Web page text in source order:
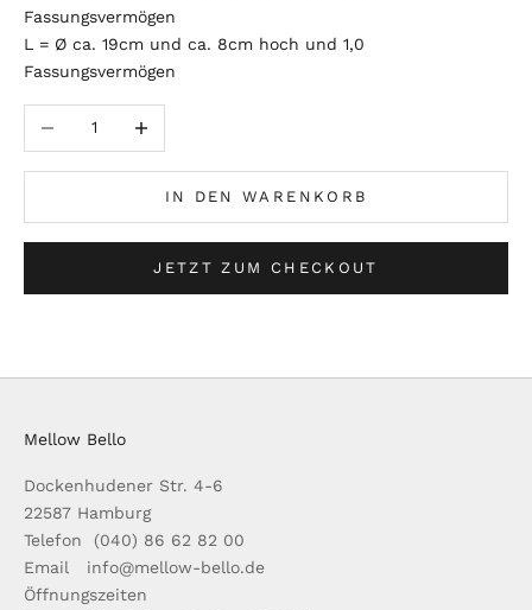
Fassungsvermögen
L = Ø ca. 19cm und ca. 8cm hoch und 1,0
Fassungsvermögen
Anzahl verringern
IN DEN WARENKORB
JETZT ZUM CHECKOUT
Mellow Bello
Dockenhudener Str. 4-6
22587 Hamburg
Telefon (040) 86 62 82 00
Email info@mellow-bello.de
Öffnungszeiten